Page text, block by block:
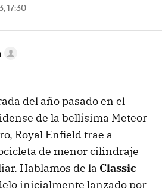
17:30
del año pasado en el
de la bellísima Meteor
Royal Enfield trae a
de menor cilindraje
Hablamos de la Classic
inicialmente lanzado por